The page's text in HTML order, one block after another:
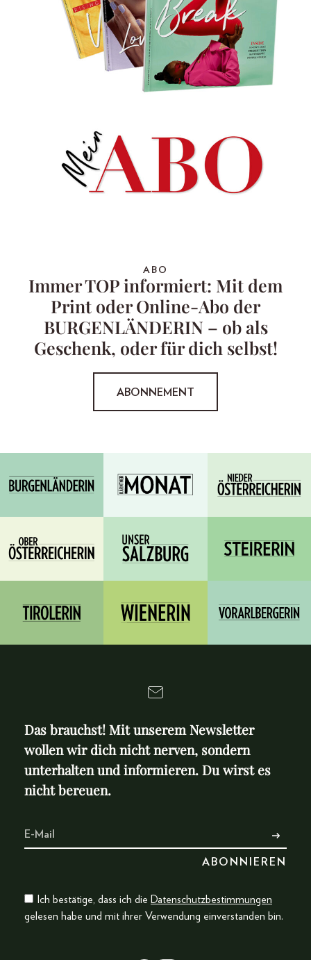
ABO
Immer TOP informiert: Mit dem
Print oder Online-Abo der
BURGENLÄNDERIN – ob als
Geschenk, oder für dich selbst!
ABONNEMENT
Das brauchst! Mit unserem Newsletter
wollen wir dich nicht nerven, sondern
unterhalten und informieren. Du wirst es
nicht bereuen.
Ich bestätige, dass ich die Datenschutzbestimmungen
gelesen habe und mit ihrer Verwendung einverstanden bin.